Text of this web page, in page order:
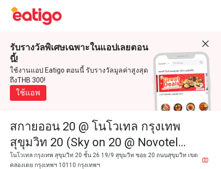
รับรางวัลพิเศษเฉพาะในแอปเลยตอน
นี้!
ใช้งานแอป Eatigo ตอนนี้ รับรางวัลมูลค่าสูงสุด
ถึงTHB 300!
ใช้แอพ
สกายออน 20 @ โนโวเทล กรุงเทพ
สุขุมวิท 20 (Sky on 20 @ Novotel
Bangkok Sukhumvit 20)
โนโวเทล กรุงเทพ สุขุมวิท 20 ชั้น 26 19/9 สุขุมวิท ซอย 20 ถนนสุขุมวิท เขต
คลองเตย กรุงเทพฯ 10110 กรุงเทพฯ